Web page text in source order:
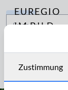
EUREGIO
IM BILD
Archiv
Kontakt
Archiv
Zustimmung